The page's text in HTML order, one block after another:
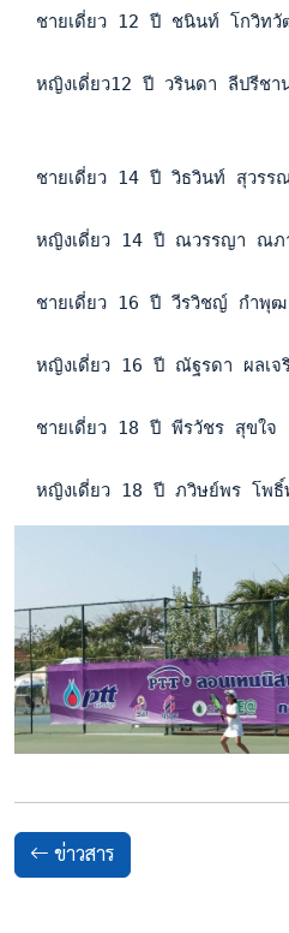
ชายเดี่ยว 12 ปี ชนินท์ โกวิท
หญิงเดี่ยว12 ปี วรินดา ลีปรีชา
ชายเดี่ยว 14 ปี วิธวินท์ สุวร
หญิงเดี่ยว 14 ปี ณวรรญา ณภ
ชายเดี่ยว 16 ปี วีรวิชญ์ กำพุ
หญิงเดี่ยว 16 ปี ณัฐรดา ผลเ
ชายเดี่ยว 18 ปี พีรวัชร สุขใ
หญิงเดี่ยว 18 ปี ภวิษย์พร โพ
ข่าวสาร